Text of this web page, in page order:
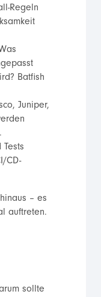
Regeln
Batfish
Juniper,
CD-
– es
auftreten.
sollte